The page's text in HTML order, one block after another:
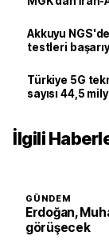
Akkuyu
testleri
Türkiye 5G
sayısı 44,5
İlgili
GÜNDEM
Erdoğan,
görüşecek